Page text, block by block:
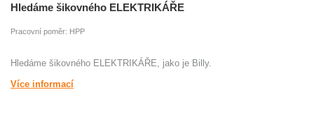
Hledáme šikovného ELEKTRIKÁŘE
Pracovní poměr: HPP
Hledáme šikovného ELEKTRIKÁŘE, jako je Billy.
Více informací